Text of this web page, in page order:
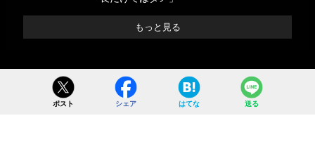
もっと見る
ポスト シェア はてな 送る